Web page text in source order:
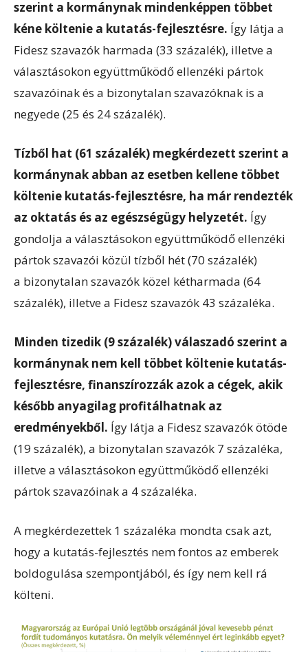
szerint a kormánynak mindenképpen többet
kéne költenie a kutatás-fejlesztésre. Így látja a
Fidesz szavazók harmada (33 százalék), illetve a
választásokon együttműködő ellenzéki pártok
szavazóinak és a bizonytalan szavazóknak is a
negyede (25 és 24 százalék).
Tízből hat (61 százalék) megkérdezett szerint a
kormánynak abban az esetben kellene többet
költenie kutatás-fejlesztésre, ha már rendezték
az oktatás és az egészségügy helyzetét. Így
gondolja a választásokon együttműködő ellenzéki
pártok szavazói közül tízből hét (70 százalék)
a bizonytalan szavazók közel kétharmada (64
százalék), illetve a Fidesz szavazók 43 százaléka.
Minden tizedik (9 százalék) válaszadó szerint a
kormánynak nem kell többet költenie kutatás-
fejlesztésre, finanszírozzák azok a cégek, akik
később anyagilag profitálhatnak az
eredményekből. Így látja a Fidesz szavazók ötöde
(19 százalék), a bizonytalan szavazók 7 százaléka,
illetve a választásokon együttműködő ellenzéki
pártok szavazóinak a 4 százaléka.
A megkérdezettek 1 százaléka mondta csak azt,
hogy a kutatás-fejlesztés nem fontos az emberek
boldogulása szempontjából, és így nem kell rá
költeni.